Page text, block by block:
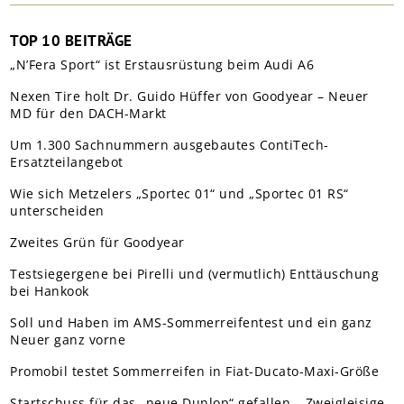
TOP 10 BEITRÄGE
„N’Fera Sport“ ist Erstausrüstung beim Audi A6
Nexen Tire holt Dr. Guido Hüffer von Goodyear – Neuer
MD für den DACH-Markt
Um 1.300 Sachnummern ausgebautes ContiTech-
Ersatzteilangebot
Wie sich Metzelers „Sportec 01“ und „Sportec 01 RS“
unterscheiden
Zweites Grün für Goodyear
Testsiegergene bei Pirelli und (vermutlich) Enttäuschung
bei Hankook
Soll und Haben im AMS-Sommerreifentest und ein ganz
Neuer ganz vorne
Promobil testet Sommerreifen in Fiat-Ducato-Maxi-Größe